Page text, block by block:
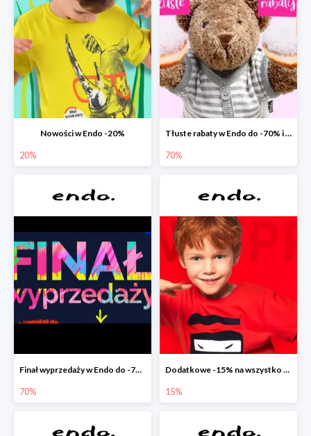
Nowości w Endo -20%
20%
Tłuste rabaty w Endo do -70% i extra -20% na wszystko
70%
Finał wyprzedaży w Endo do -70%
70%
Dodatkowe -15% na wszystko z wyprzedaży w Endo
15%